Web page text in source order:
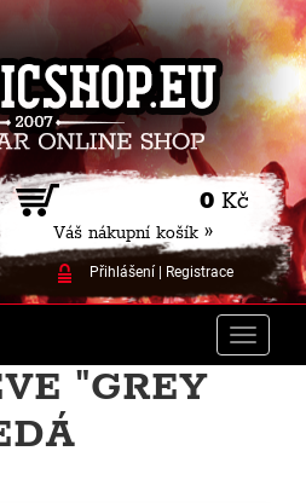
0 Kč
Váš nákupní košík »
Přihlášení| Registrace
Toggle
"GREY